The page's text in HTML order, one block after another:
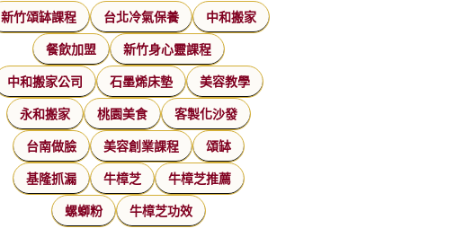
新竹頌缽課程 台北冷氣保養 中和搬家
餐飲加盟 新竹身心靈課程
中和搬家公司 石墨烯床墊 美容教學
永和搬家 桃園美食 客製化沙發
台南做臉 美容創業課程 頌缽
基隆抓漏 牛樟芝 牛樟芝推薦
螺螄粉 牛樟芝功效